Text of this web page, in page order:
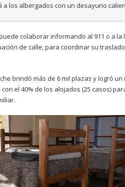
los albergados con un desayuno
colaborar informando al 911 o a la
de calle, para coordinar su
brindó más de 6 mil plazas y logró
el 40% de los alojados (25 casos)